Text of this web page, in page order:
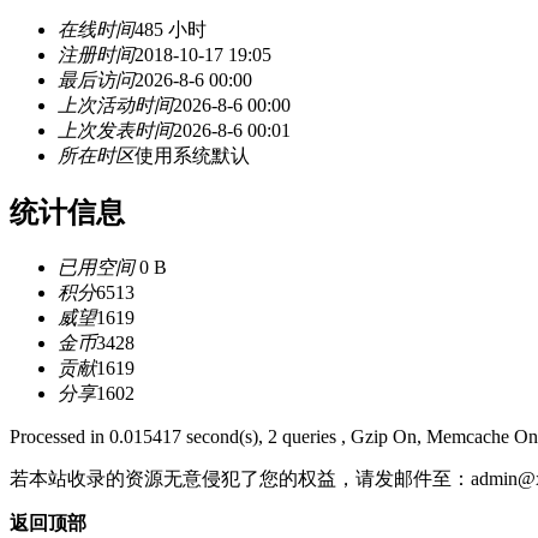
在线时间485 小时
注册时间2018-10-17 19:05
最后访问2026-8-6 00:00
上次活动时间2026-8-6 00:00
上次发表时间2026-8-6 00:01
所在时区使用系统默认
统计信息
已用空间0 B
积分6513
威望1619
金币3428
贡献1619
分享1602
Processed in 0.015417 second(s), 2 queries , Gzip On, Memcache
若本站收录的资源无意侵犯了您的权益，请发邮件至：
返回顶部